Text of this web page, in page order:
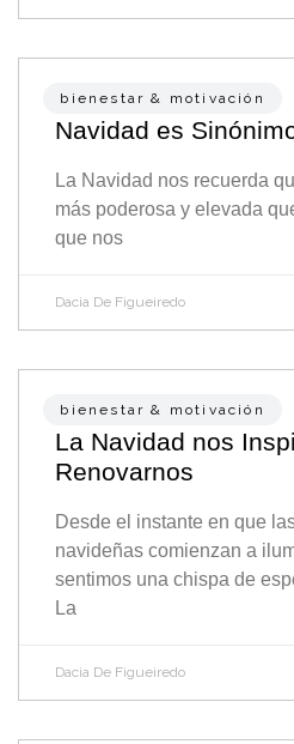
bienestar & motivación
Navidad es
La Navidad nos recuerda
más poderosa y elevada
que nos
Dacia De Figueiredo
bienestar & motivación
La Navidad nos
Renovarnos
Desde el instante en que
navideñas comienzan a
sentimos una chispa de
La
Dacia De Figueiredo